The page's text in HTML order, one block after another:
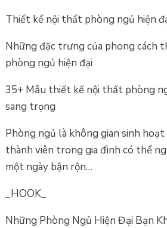
Thiết kế nội thất phòng ngủ hiện
Những đặc trưng của phong cách
phòng ngủ hiện đại
35+ Mẫu thiết kế nội thất phòng
sang trọng
Phòng ngủ là không gian sinh hoạt
thành viên trong gia đình có thể
một ngày bận rộn…
_HOOK_
Những Phòng Ngủ Hiện Đại Bạn